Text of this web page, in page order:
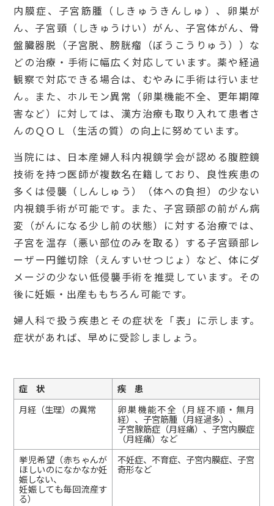
内膜症、子宮筋腫（しきゅうきんしゅ）、卵巣が
ん、子宮頸（しきゅうけい）がん、子宮体がん、骨
盤臓器脱（子宮脱、膀胱瘤（ぼうこうりゅう））な
どの治療・手術に幅広く対応しています。薬や経過
観察で対応できる場合は、むやみに手術は行いませ
ん。また、ホルモン異常（卵巣機能不全、更年期障
害など）に対しては、漢方治療も取り入れて患者さ
んのＱＯＬ（生活の質）の向上に努めています。
当院には、日本産婦人科内視鏡学会が認める腹腔鏡
技術を持つ医師が複数名在籍しており、良性疾患の
多くは侵襲（しんしゅう）（体への負担）の少ない
内視鏡手術が可能です。また、子宮頸部の前がん病
変（がんになる少し前の状態）に対する治療では、
子宮を温存（悪い部位のみを取る）する子宮頸部レ
ーザー円錐切除（えんすいせつじょ）など、体にダ
メージの少ない低侵襲手術を推奨しています。その
後に妊娠・出産ももちろん可能です。
婦人科で扱う疾患とその症状を「表」に示します。
症状があれば、早めに受診しましょう。
症 状
疾 患
月経（生理）の異常
卵巣機能不全（月経不順・無月
経）、子宮筋腫（月経過多）、
子宮腺筋症（月経痛）、子宮内膜症
（月経痛）など
挙児希望（赤ちゃんが
ほしいのになかなか妊
娠しない、
妊娠しても毎回流産す
る）
不妊症、不育症、子宮内膜症、子宮
奇形など